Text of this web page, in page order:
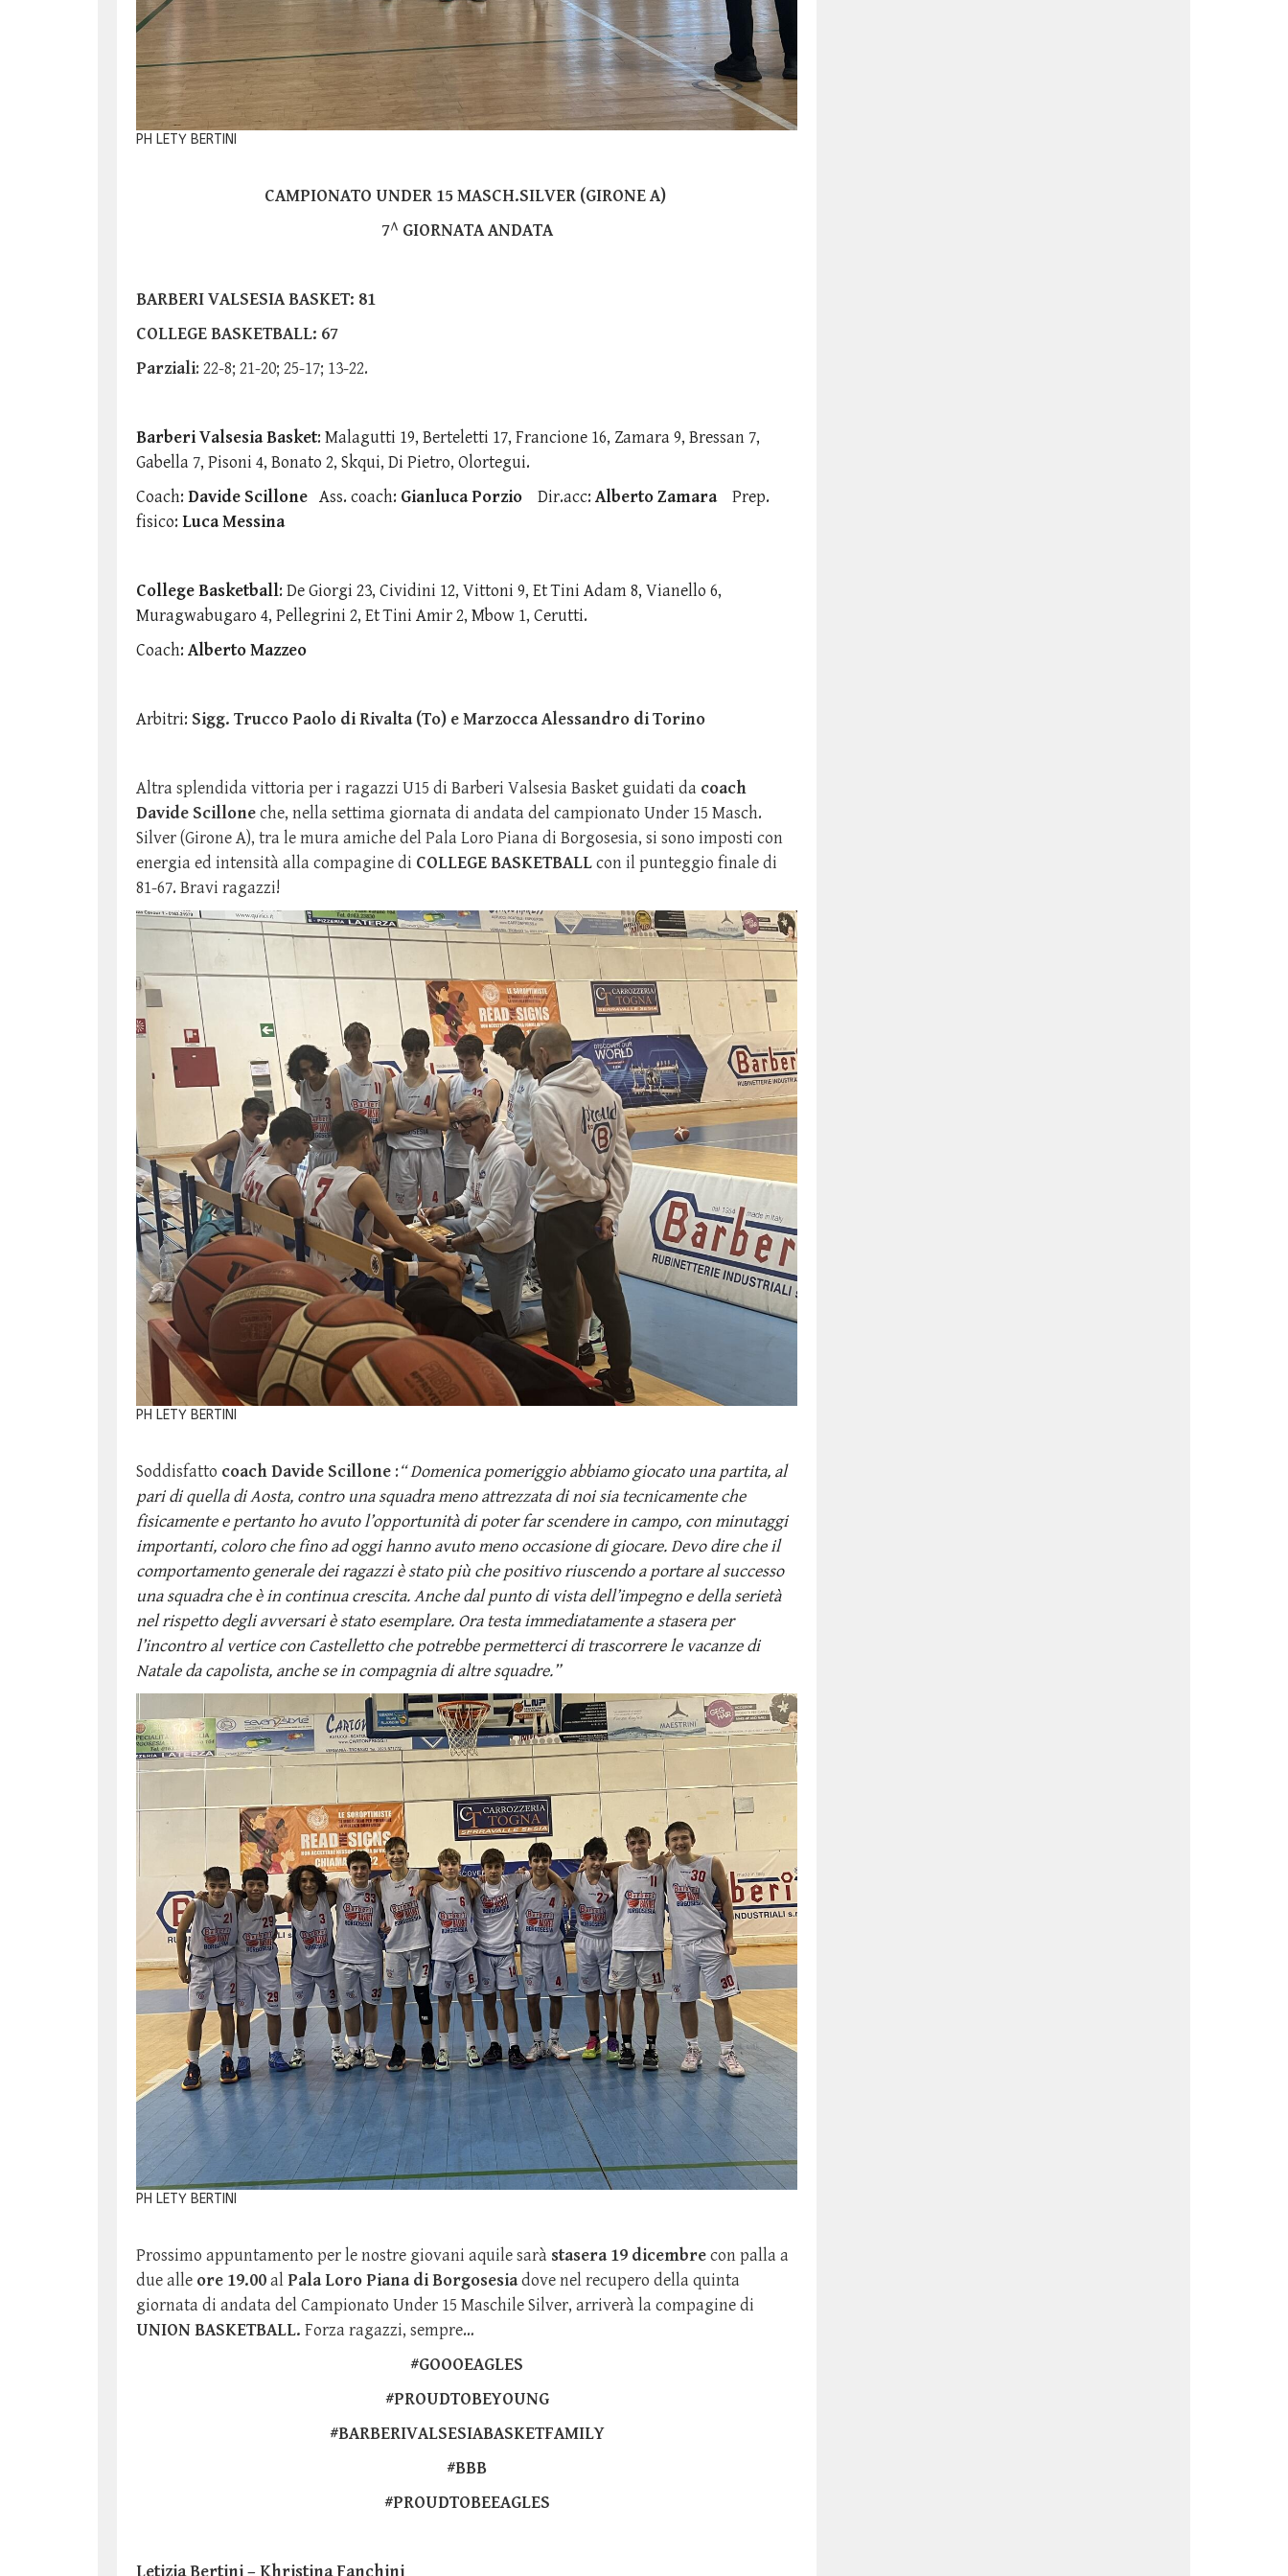
PH LETY BERTINI
CAMPIONATO UNDER 15 MASCH.SILVER (GIRONE A)
7^ GIORNATA ANDATA
BARBERI VALSESIA BASKET: 81
COLLEGE BASKETBALL: 67
Parziali: 22-8; 21-20; 25-17; 13-22.
Barberi Valsesia Basket: Malagutti 19, Berteletti 17, Francione 16, Zamara 9, Bressan 7,
Gabella 7, Pisoni 4, Bonato 2, Skqui, Di Pietro, Olortegui.
Coach: Davide Scillone Ass. coach: Gianluca Porzio Dir.acc: Alberto Zamara
Prep.
fisico: Luca Messina
College Basketball: De Giorgi 23, Cividini 12, Vittoni 9, Et Tini Adam 8, Vianello 6,
Muragwabugaro 4, Pellegrini 2, Et Tini Amir 2, Mbow 1, Cerutti.
Coach: Alberto Mazzeo
Arbitri: Sigg. Trucco Paolo di Rivalta (To) e Marzocca Alessandro di Torino
Altra splendida vittoria per i ragazzi U15 di Barberi Valsesia Basket guidati da coach
Davide Scilloneche, nella settima giornata di andata del campionato Under 15 Masch.
Silver (Girone A), tra le mura amiche del Pala Loro Piana di Borgosesia, si sono imposti con
energia ed intensità alla compagine di COLLEGE BASKETBALLcon il punteggio finale di
81-67. Bravi ragazzi!
PH LETY BERTINI
Soddisfatto coach Davide Scillone :“Domenica pomeriggio abbiamo giocato una partita, al
pari di quella di Aosta, contro una squadra meno attrezzata di noi sia tecnicamente che
fisicamente e pertanto ho avuto l’opportunità di poter far scendere in campo, con minutaggi
importanti, coloro che fino ad oggi hanno avuto meno occasione di giocare. Devo dire che il
comportamento generale dei ragazzi è stato più che positivo riuscendo a portare al successo
una squadra che è in continua crescita. Anche dal punto di vista dell’impegno e della serietà
nel rispetto degli avversari è stato esemplare. Ora testa immediatamente a stasera per
l’incontro al vertice con Castelletto che potrebbe permetterci di trascorrere le vacanze di
Natale da capolista, anche se in compagnia di altre squadre.”
PH LETY BERTINI
Prossimo appuntamento per le nostre giovani aquile sarà stasera 19 dicembrecon palla a
due alle ore 19.00alPala Loro Piana di Borgosesiadove nel recupero della quinta
giornata di andata del Campionato Under 15 Maschile Silver, arriverà la compagine di
UNION BASKETBALL. Forza ragazzi, sempre…
#GOOOEAGLES
#PROUDTOBEYOUNG
#BARBERIVALSESIABASKETFAMILY
#BBB
#PROUDTOBEEAGLES
Letizia Bertini – Khristina Fanchini